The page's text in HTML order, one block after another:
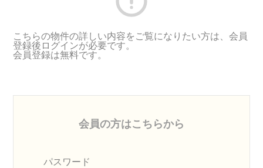
こちらの物件の詳しい内容をご覧になりたい方は、会員
登録後ログインが必要です。
会員登録は無料です。
会員の方はこちらから
パスワード